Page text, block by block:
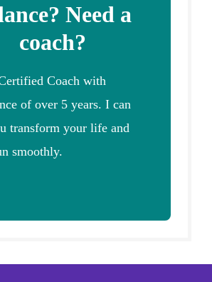
Need a
coach?
Coach with
of over 5 years. I can
transform your life and
smoothly.